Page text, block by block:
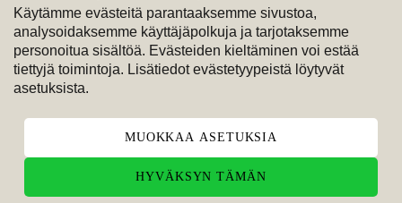
Käytämme evästeitä parantaaksemme sivustoa,
analysoidaksemme käyttäjäpolkuja ja tarjotaksemme
personoitua sisältöä. Evästeiden kieltäminen voi estää
tiettyjä toimintoja. Lisätiedot evästetyypeistä löytyvät
asetuksista.
MUOKKAA ASETUKSIA
HYVÄKSYN TÄMÄN
Maksutavat
M
Seuraa meitä